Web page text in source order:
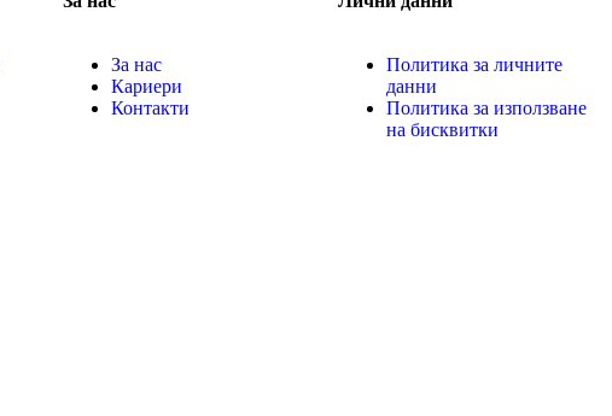
За нас
Кариери
Контакти
Политика за личните
данни
Политика за използване
на бисквитки